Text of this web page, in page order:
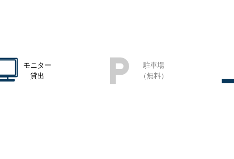
モニター
貸出
駐車場
（無料）